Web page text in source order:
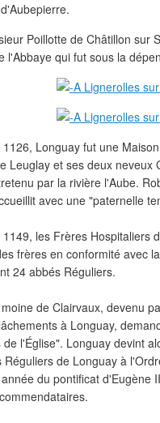
Poillotte de Châtillon sur
l'Abbaye qui fut sous la
1126, Longuay fut une
Leuglay et ses deux neveux
par la rivière l'Aube.
avec une "paternelle
les Frères Hospitaliers
frères en conformité avec
24 abbés Réguliers.
de Clairvaux, devenu
à Longuay,
de l'Église". Longuay devint
Réguliers de Longuay à
du pontificat d'Eugène